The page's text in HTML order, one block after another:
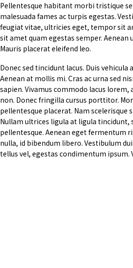
Pellentesque habitant morbi tristique
malesuada fames ac turpis egestas.
feugiat vitae, ultricies eget, tempor sit
sit amet quam egestas semper. Aenean
Mauris placerat eleifend leo.
Donec sed tincidunt lacus. Duis vehicula
Aenean at mollis mi. Cras ac urna sed
sapien. Vivamus commodo lacus
non. Donec fringilla cursus porttitor.
pellentesque placerat. Nam scelerisque
Nullam ultrices ligula at ligula tincidunt,
pellentesque. Aenean eget fermentum
nulla, id bibendum libero. Vestibulum
tellus vel, egestas condimentum ipsum.